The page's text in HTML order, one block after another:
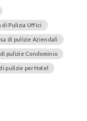
di Pulizia Uffici
di pulizie Aziendali
pulizie Condominio
pulizie perHotel